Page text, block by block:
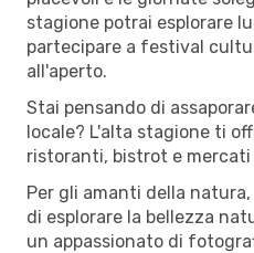
stagione potrai esplorare
partecipare a festival
all'aperto.
Stai pensando di
locale? L'alta stagione ti
ristoranti, bistrot e mercati
Per gli amanti della
di esplorare la bellezza
un appassionato di